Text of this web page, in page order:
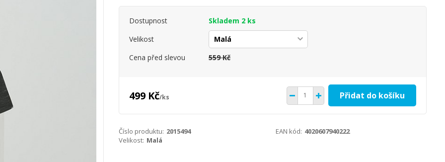
Dostupnost
Skladem 2 ks
Velikost
Cena před slevou
559 Kč
499 Kč/ks Přidat do košíku
Číslo produktu: 2015494 EAN kód: 4020607940222
Velikost: Malá